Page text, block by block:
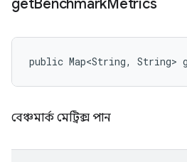
getBenchmarkMetrics
public Map<String, String>
বেঞ্চমার্ক মেট্রিক্স পান